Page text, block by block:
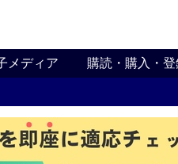
メディア 購読・購入・登